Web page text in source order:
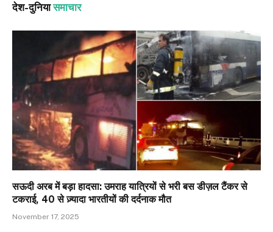
देश-दुनियासमाचार
सऊदी अरब में बड़ा हादसा: उमराह यात्रियों से भरी बस डीज़ल टैंकर से
टकराई, 40 से ज़्यादा भारतीयों की दर्दनाक मौत
November 17, 2025